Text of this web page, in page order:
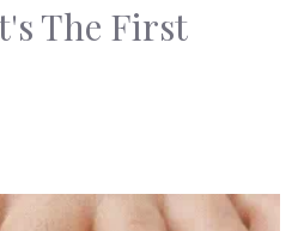
The First